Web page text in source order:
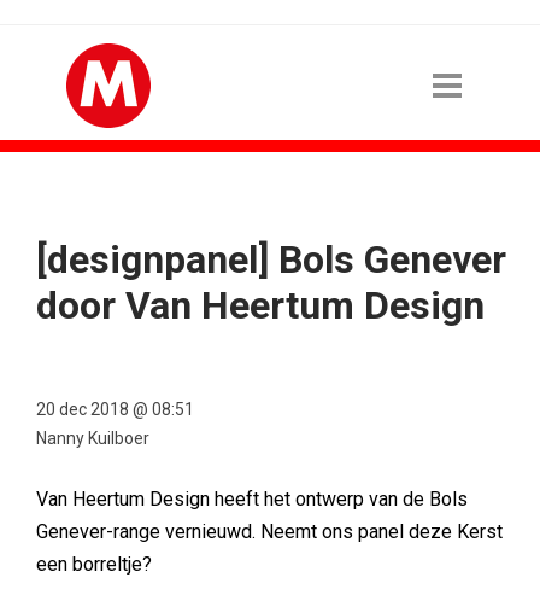
[designpanel] Bols Genever
door Van Heertum Design
20 dec 2018 @ 08:51
Nanny Kuilboer
Van Heertum Design heeft het ontwerp van de Bols
Genever-range vernieuwd. Neemt ons panel deze Kerst
een borreltje?